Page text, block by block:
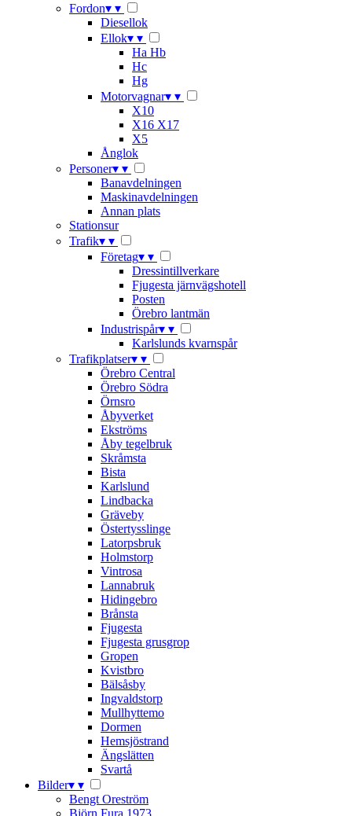
Fordon▾ ▾
Diesellok
Ellok▾ ▾
Ha Hb
Hc
Hg
Motorvagnar▾ ▾
X10
X16 X17
X5
Ånglok
Personer▾ ▾
Banavdelningen
Maskinavdelningen
Annan plats
Stationsur
Trafik▾ ▾
Företag▾ ▾
Dressintillverkare
Fjugesta järnvägshotell
Posten
Örebro lantmän
Industrispår▾ ▾
Karlslunds kvarnspår
Trafikplatser▾ ▾
Örebro Central
Örebro Södra
Örnsro
Åbyverket
Ekströms
Åby tegelbruk
Skråmsta
Bista
Karlslund
Lindbacka
Gräveby
Östertysslinge
Latorpsbruk
Holmstorp
Vintrosa
Lannabruk
Hidingebro
Brånsta
Fjugesta
Fjugesta grusgrop
Gropen
Kvistbro
Bälsåsby
Ingvaldstorp
Mullhyttemo
Dormen
Hemsjöstrand
Ängslätten
Svartå
Bilder▾ ▾
Bengt Oreström
Björn Fura 1973